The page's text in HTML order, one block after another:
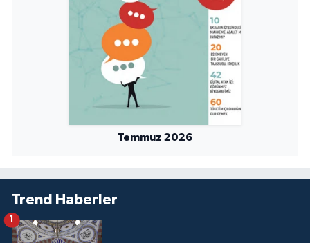
Temmuz 2026
Trend Haberler
1
Uşak Müftülüğü
Van Müftülüğü
Yalova Müftülüğü
Yozgat Müftülüğü